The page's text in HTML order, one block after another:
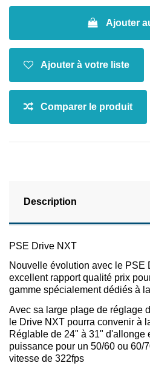
Ajouter
Description
PSE Drive NXT
Nouvelle évolution avec le PSE
excellent rapport qualité prix
gamme spécialement dédiés à
Avec sa large plage de réglage
le Drive NXT pourra convenir à
Réglable de 24" à 31" d'allonge
puissance pour un 50/60 ou 60/
vitesse de 322fps